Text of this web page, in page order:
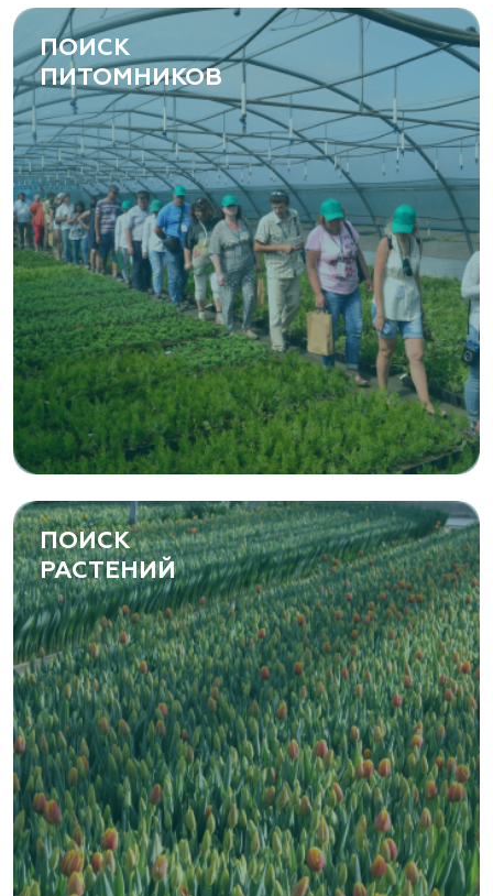
ПОИСК
ПИТОМНИКОВ
ПОИСК
РАСТЕНИЙ